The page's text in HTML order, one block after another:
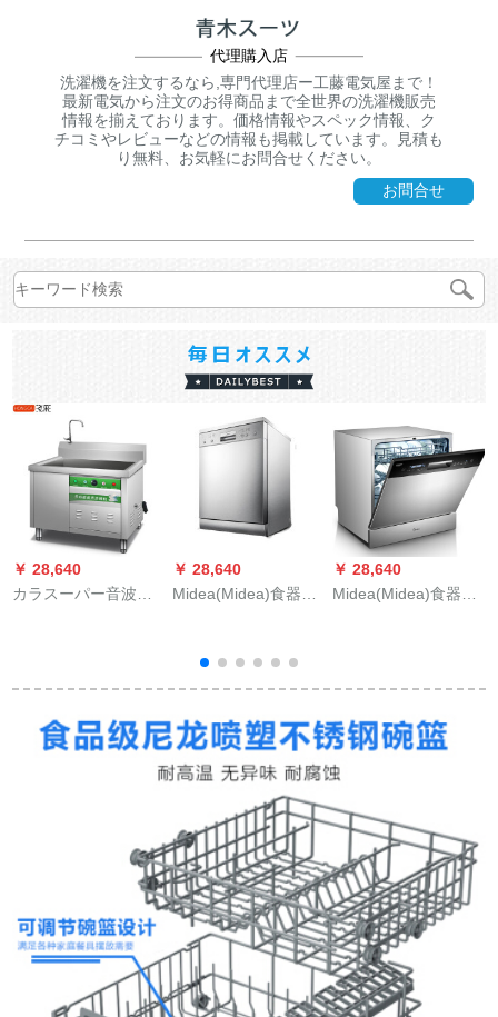
代理購入店
洗濯機を注文するなら,専門代理店ー工藤電気屋まで！
最新電気から注文のお得商品まで全世界の洗濯機販売
情報を揃えております。価格情報やスペック情報、ク
チコミやレビューなどの情報も掲載しています。見積も
り無料、お気軽にお問合せください。
お問合せ
￥ 28,640
カラスーパー音波食
い機0.8 m高配
（800*800*800
mm）
￥ 28,640
Midea(Midea)食器洗
体知能除菌前果物と
野菜洗い(7-10口の家)
セルバニュース
￥ 28,640
Midea(Midea)食器洗
す。乾燥していま
す。乾燥していま
す。乾燥していま
す。乾燥していま